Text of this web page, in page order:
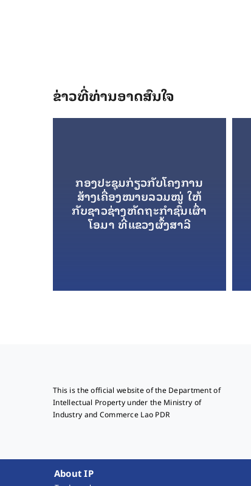
ຂ່າວທີ່ທ່ານອາດສົນໃຈ
ກອງປະຊຸມກ່ຽວກັບໂຄງການ
ສ້າງເຄື່ອງໝາຍລວມໝູ່ ໃຫ້
ກັບຊາວຊ່າງຫັດຖະກຳຊົນເຜົ່າ
ໂອມາ ທີ່ແຂວງຜົ້ງສາລີ
This is the official website of the Department of
Intellectual Property under the Ministry of
Industry and Commerce Lao PDR
About IP